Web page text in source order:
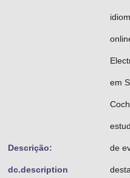
Descrição:
dc.description
em
de